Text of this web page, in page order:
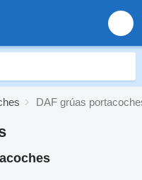
DAF grúas